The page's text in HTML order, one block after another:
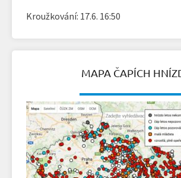
Kroužkování: 17.6. 16:50
MAPA ČAPÍCH